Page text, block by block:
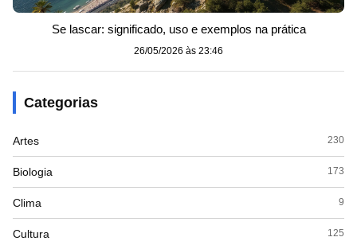
Se lascar: significado, uso e exemplos na prática
26/05/2026 às 23:46
Categorias
Artes 230
Biologia 173
Clima 9
Cultura 125